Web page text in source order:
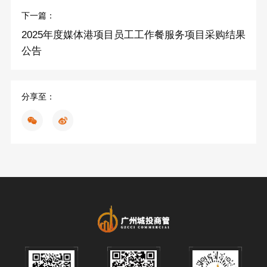
下一篇：
2025年度媒体港项目员工工作餐服务项目采购结果
公告
分享至：